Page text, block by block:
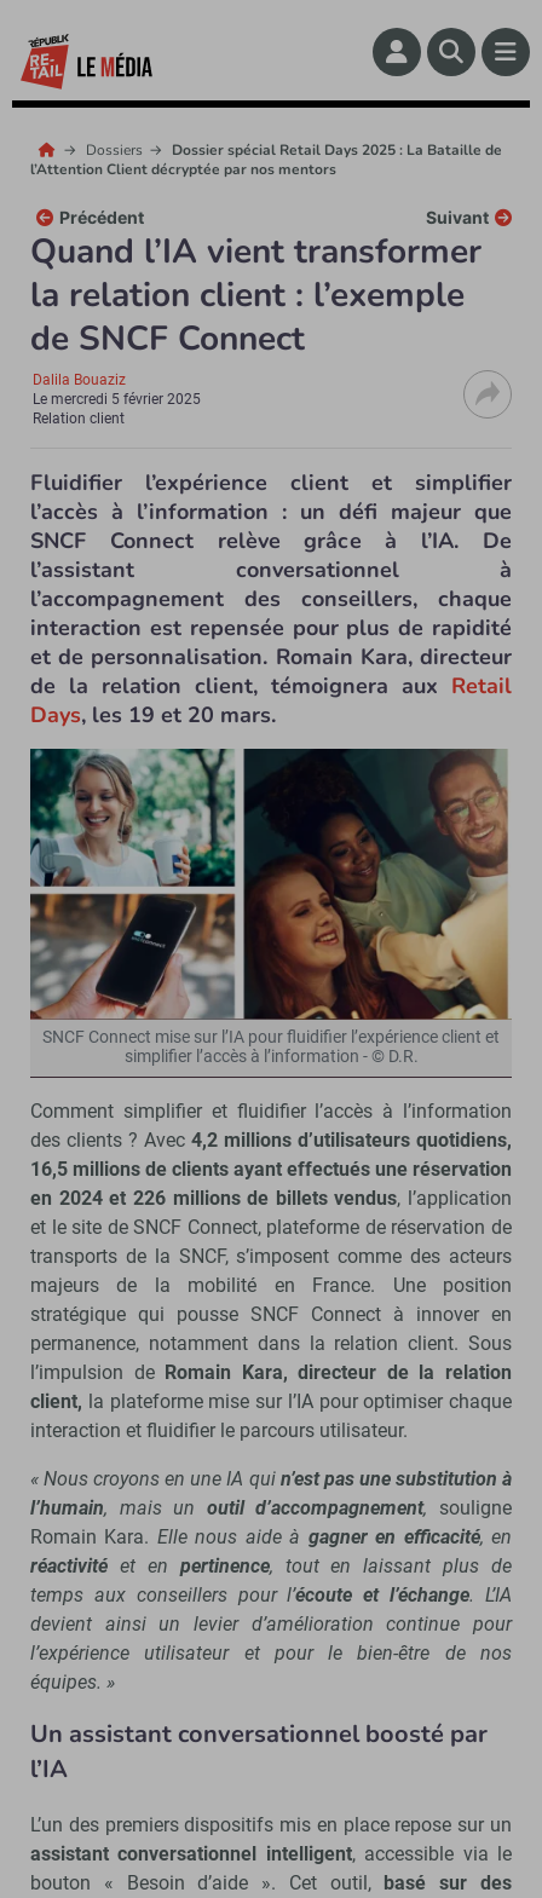
Dossiers
Dossier spécial Retail Days 2025 : La Bataille de
l’Attention Client décryptée par nos mentors
Précédent Suivant
Quand l’IA vient transformer
la relation client : l’exemple
de SNCF Connect
Dalila Bouaziz
Lemercredi 5 février 2025
Relation client
Fluidifier l’expérience client et simplifier
l’accès à l’information : un défi majeur que
SNCF Connect relève grâce à l’IA. De
l’assistant conversationnel à
l’accompagnement des conseillers, chaque
interaction est repensée pour plus de rapidité
et de personnalisation. Romain Kara, directeur
de la relation client, témoignera aux Retail
Days, les 19 et 20 mars.
SNCF Connect mise sur l’IA pour fluidifier l’expérience client et
simplifier l’accès à l’information - © D.R.
Comment simplifier et fluidifier l’accès à l’information
des clients ? Avec 4,2 millions d’utilisateurs quotidiens,
16,5 millions de clients ayant effectués une réservation
en 2024 et 226 millions de billets vendus, l’application
et le site de SNCF Connect, plateforme de réservation de
transports de la SNCF, s’imposent comme des acteurs
majeurs de la mobilité en France. Une position
stratégique qui pousse SNCF Connect à innover en
permanence, notamment dans la relation client. Sous
l’impulsion de Romain Kara, directeur de la relation
client, la plateforme mise sur l’IA pour optimiser chaque
interaction et fluidifier le parcours utilisateur.
« Nous croyons en une IA qui n’est pas une substitution à
l’humain, mais un outil d’accompagnement, souligne
Romain Kara. Elle nous aide à gagner en efficacité, en
réactivité et en pertinence, tout en laissant plus de
temps aux conseillers pour l’écoute et l’échange. L’IA
devient ainsi un levier d’amélioration continue pour
l’expérience utilisateur et pour le bien-être de nos
équipes. »
Un assistant conversationnel boosté par
l’IA
L’un des premiers dispositifs mis en place repose sur un
assistant conversationnel intelligent, accessible via le
bouton « Besoin d’aide ». Cet outil, basé sur des